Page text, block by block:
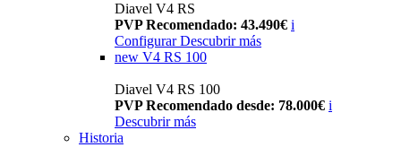
Diavel V4 RS
PVP Recomendado: 43.490€ i
Configurar Descubrir más
new V4 RS 100
Diavel V4 RS 100
PVP Recomendado desde: 78.000€ i
Descubrir más
Historia